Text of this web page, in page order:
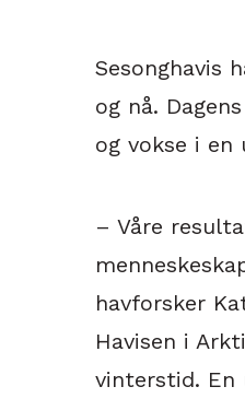
Sesonghavis
og nå.
og vokse i
– Våre
havforsker
Havisen i
vinterstid. En